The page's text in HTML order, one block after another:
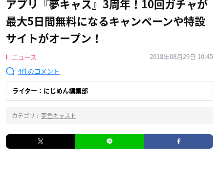
アプリ『夢キャス』3周年！10回ガチャが
最大5日間無料になるキャンペーンや特設
サイトがオープン！
ニュース
2018年08月29日 10:45
4
ライター：にじめん編集部
カテゴリ : 夢色キャスト